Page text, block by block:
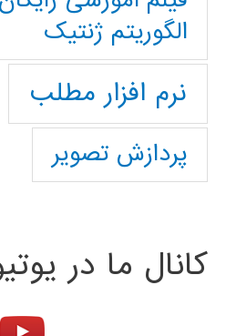
الگوریتم ژنتیک
نرم افزار مطلب
پردازش تصویر
کانال ما در